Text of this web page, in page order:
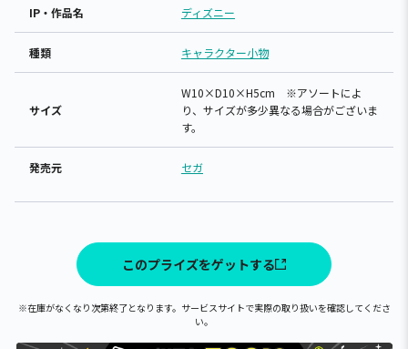
IP・作品名 ディズニー
種類 キャラクター小物
サイズ
W10×D10×H5cm ※アソートによ
り、サイズが多少異なる場合がございま
す。
発売元 セガ
このプライズをゲットする
※在庫がなくなり次第終了となります。サービスサイトで実際の取り扱いを確認してくださ
い。